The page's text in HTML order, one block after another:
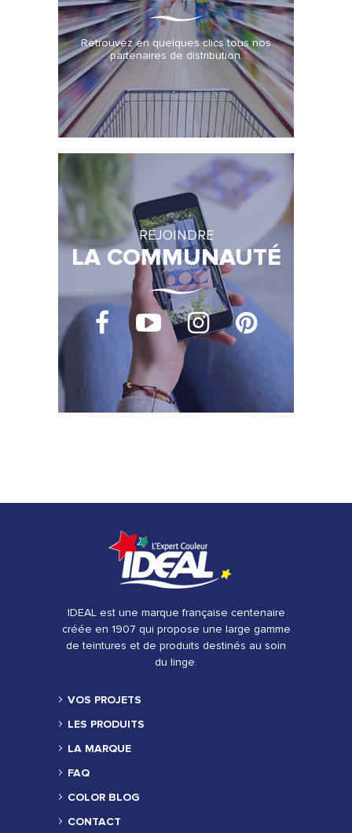
Retrouvez en quelques clics tous nos
partenaires de distribution.
REJOINDRE
LA COMMUNAUTÉ
IDEAL est une marque française centenaire
créée en 1907 qui propose une large gamme
de teintures et de produits destinés au soin
du linge.
VOS PROJETS
LES PRODUITS
LA MARQUE
FAQ
COLOR BLOG
CONTACT